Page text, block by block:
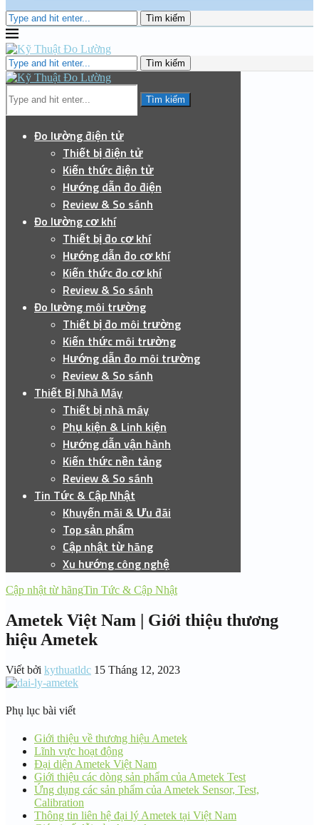
Tìm kiếm
Tìm kiếm
Tìm kiếm
Đo lường điện tử
Thiết bị điện tử
Kiến thức điện tử
Hướng dẫn đo điện
Review & So sánh
Đo lường cơ khí
Thiết bị đo cơ khí
Hướng dẫn đo cơ khí
Kiến thức đo cơ khí
Review & So sánh
Đo lường môi trường
Thiết bị đo môi trường
Kiến thức môi trường
Hướng dẫn đo môi trường
Review & So sánh
Thiết Bị Nhà Máy
Thiết bị nhà máy
Phụ kiện & Linh kiện
Hướng dẫn vận hành
Kiến thức nền tảng
Review & So sánh
Tin Tức & Cập Nhật
Khuyến mãi & Ưu đãi
Top sản phẩm
Cập nhật từ hãng
Xu hướng công nghệ
Cập nhật từ hãngTin Tức & Cập Nhật
Ametek Việt Nam | Giới thiệu thương
hiệu Ametek
Viết bởi kythuatldc 15 Tháng 12, 2023
Phụ lục bài viết
Giới thiệu về thương hiệu Ametek
Lĩnh vực hoạt động
Đại diện Ametek Việt Nam
Giới thiệu các dòng sản phẩm của Ametek Test
Ứng dụng các sản phẩm của Ametek Sensor, Test,
Calibration
Thông tin liên hệ đại lý Ametek tại Việt Nam